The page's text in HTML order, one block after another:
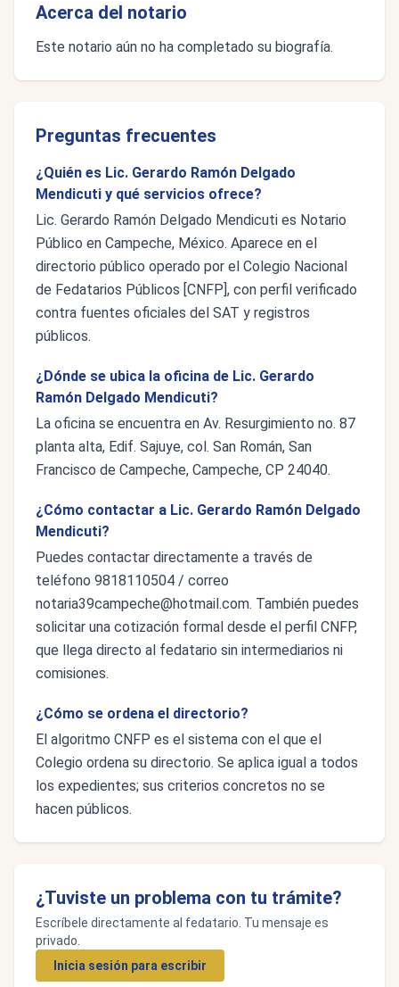
Acerca del notario
Este notario aún no ha completado su biografía.
Preguntas frecuentes
¿Quién es Lic. Gerardo Ramón Delgado
Mendicuti y qué servicios ofrece?
Lic. Gerardo Ramón Delgado Mendicuti es Notario
Público en Campeche, México. Aparece en el
directorio público operado por el Colegio Nacional
de Fedatarios Públicos [CNFP], con perfil verificado
contra fuentes oficiales del SAT y registros
públicos.
¿Dónde se ubica la oficina de Lic. Gerardo
Ramón Delgado Mendicuti?
La oficina se encuentra en Av. Resurgimiento no. 87
planta alta, Edif. Sajuye, col. San Román, San
Francisco de Campeche, Campeche, CP 24040.
¿Cómo contactar a Lic. Gerardo Ramón Delgado
Mendicuti?
Puedes contactar directamente a través de
teléfono 9818110504 / correo
notaria39campeche@hotmail.com. También puedes
solicitar una cotización formal desde el perfil CNFP,
que llega directo al fedatario sin intermediarios ni
comisiones.
¿Cómo se ordena el directorio?
El algoritmo CNFP es el sistema con el que el
Colegio ordena su directorio. Se aplica igual a todos
los expedientes; sus criterios concretos no se
hacen públicos.
¿Tuviste un problema con tu trámite?
Escríbele directamente al fedatario. Tu mensaje es
privado.
Inicia sesión para escribir